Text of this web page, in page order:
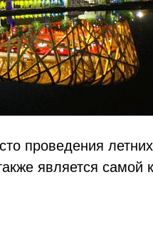
проведения
является самой